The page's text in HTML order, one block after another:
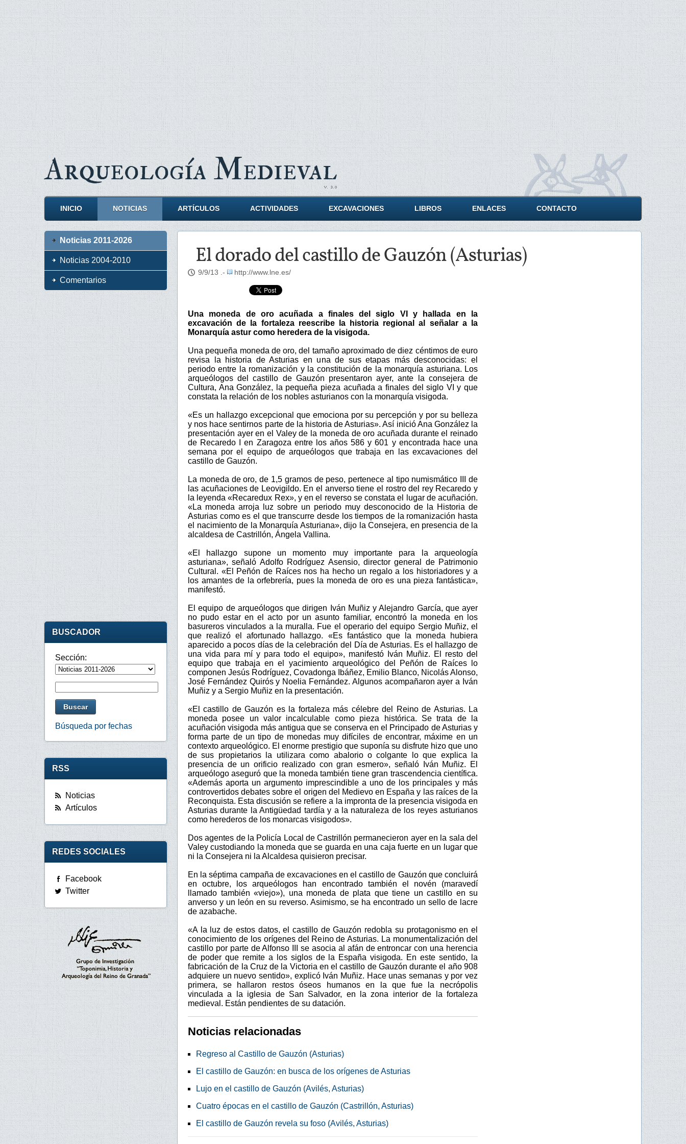
ArqueologíaMedieval
INICIO NOTICIAS ARTÍCULOS ACTIVIDADES EXCAVACIONES LIBROS ENLACES CONTACTO
El dorado del castillo de Gauzón (Asturias)
9/9/13 .- http://www.lne.es/
Una moneda de oro acuñada a finales del siglo VI y hallada en la
excavación de la fortaleza reescribe la historia regional al señalar a la
Monarquía astur como heredera de la visigoda.
Una pequeña moneda de oro, del tamaño aproximado de diez céntimos de euro
revisa la historia de Asturias en una de sus etapas más desconocidas: el
periodo entre la romanización y la constitución de la monarquía asturiana. Los
arqueólogos del castillo de Gauzón presentaron ayer, ante la consejera de
Cultura, Ana González, la pequeña pieza acuñada a finales del siglo VI y que
constata la relación de los nobles asturianos con la monarquía visigoda.
«Es un hallazgo excepcional que emociona por su percepción y por su belleza
y nos hace sentirnos parte de la historia de Asturias». Así inició Ana González la
presentación ayer en el Valey de la moneda de oro acuñada durante el reinado
de Recaredo I en Zaragoza entre los años 586 y 601 y encontrada hace una
semana por el equipo de arqueólogos que trabaja en las excavaciones del
castillo de Gauzón.
La moneda de oro, de 1,5 gramos de peso, pertenece al tipo numismático III de
las acuñaciones de Leovigildo. En el anverso tiene el rostro del rey Recaredo y
la leyenda «Recaredux Rex», y en el reverso se constata el lugar de acuñación.
«La moneda arroja luz sobre un periodo muy desconocido de la Historia de
Asturias como es el que transcurre desde los tiempos de la romanización hasta
el nacimiento de la Monarquía Asturiana», dijo la Consejera, en presencia de la
alcaldesa de Castrillón, Ángela Vallina.
«El hallazgo supone un momento muy importante para la arqueología
asturiana», señaló Adolfo Rodríguez Asensio, director general de Patrimonio
Cultural. «El Peñón de Raíces nos ha hecho un regalo a los historiadores y a
los amantes de la orfebrería, pues la moneda de oro es una pieza fantástica»,
manifestó.
El equipo de arqueólogos que dirigen Iván Muñiz y Alejandro García, que ayer
no pudo estar en el acto por un asunto familiar, encontró la moneda en los
basureros vinculados a la muralla. Fue el operario del equipo Sergio Muñiz, el
que realizó el afortunado hallazgo. «Es fantástico que la moneda hubiera
aparecido a pocos días de la celebración del Día de Asturias. Es el hallazgo de
una vida para mí y para todo el equipo», manifestó Iván Muñiz. El resto del
equipo que trabaja en el yacimiento arqueológico del Peñón de Raíces lo
componen Jesús Rodríguez, Covadonga Ibáñez, Emilio Blanco, Nicolás Alonso,
José Fernández Quirós y Noelia Fernández. Algunos acompañaron ayer a Iván
Muñiz y a Sergio Muñiz en la presentación.
«El castillo de Gauzón es la fortaleza más célebre del Reino de Asturias. La
moneda posee un valor incalculable como pieza histórica. Se trata de la
acuñación visigoda más antigua que se conserva en el Principado de Asturias y
forma parte de un tipo de monedas muy difíciles de encontrar, máxime en un
contexto arqueológico. El enorme prestigio que suponía su disfrute hizo que uno
de sus propietarios la utilizara como abalorio o colgante lo que explica la
presencia de un orificio realizado con gran esmero», señaló Iván Muñiz. El
arqueólogo aseguró que la moneda también tiene gran trascendencia científica.
«Además aporta un argumento imprescindible a uno de los principales y más
controvertidos debates sobre el origen del Medievo en España y las raíces de la
Reconquista. Esta discusión se refiere a la impronta de la presencia visigoda en
Asturias durante la Antigüedad tardía y a la naturaleza de los reyes asturianos
como herederos de los monarcas visigodos».
Dos agentes de la Policía Local de Castrillón permanecieron ayer en la sala del
Valey custodiando la moneda que se guarda en una caja fuerte en un lugar que
ni la Consejera ni la Alcaldesa quisieron precisar.
En la séptima campaña de excavaciones en el castillo de Gauzón que concluirá
en octubre, los arqueólogos han encontrado también el novén (maravedí
llamado también «viejo»), una moneda de plata que tiene un castillo en su
anverso y un león en su reverso. Asimismo, se ha encontrado un sello de lacre
de azabache.
«A la luz de estos datos, el castillo de Gauzón redobla su protagonismo en el
conocimiento de los orígenes del Reino de Asturias. La monumentalización del
castillo por parte de Alfonso III se asocia al afán de entroncar con una herencia
de poder que remite a los siglos de la España visigoda. En este sentido, la
fabricación de la Cruz de la Victoria en el castillo de Gauzón durante el año 908
adquiere un nuevo sentido», explicó Iván Muñiz. Hace unas semanas y por vez
primera, se hallaron restos óseos humanos en la que fue la necrópolis
vinculada a la iglesia de San Salvador, en la zona interior de la fortaleza
medieval. Están pendientes de su datación.
Noticias relacionadas
Regreso al Castillo de Gauzón (Asturias)
El castillo de Gauzón: en busca de los orígenes de Asturias
Lujo en el castillo de Gauzón (Avilés, Asturias)
Cuatro épocas en el castillo de Gauzón (Castrillón, Asturias)
El castillo de Gauzón revela su foso (Avilés, Asturias)
Noticias 2011-2026
Noticias 2004-2010
Comentarios
BUSCADOR
Sección:
Búsqueda por fechas
RSS
Noticias
Artículos
REDES SOCIALES
Facebook
Twitter